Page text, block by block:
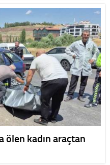
ölen kadın araçtan